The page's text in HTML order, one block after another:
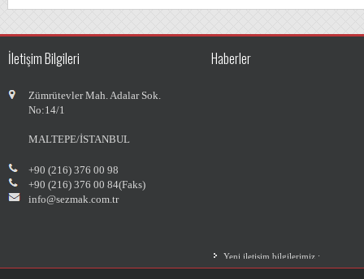
İletişim Bilgileri
Zümrütevler Mah. Adalar Sok.
No:14/1
MALTEPE/İSTANBUL
+90 (216) 376 00 98
+90 (216) 376 00 84(Faks)
info@sezmak.com.tr
Haberler
Zümrütevler Mah. Adalar Sok.
Maltepe/İST